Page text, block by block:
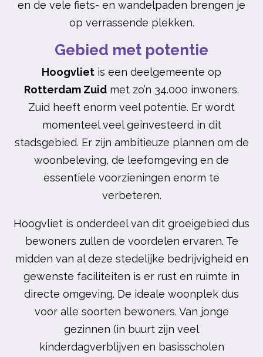
en de vele fiets- en wandelpaden brengen je
op verrassende plekken.
Gebied met potentie
Hoogvliet is een deelgemeente op
Rotterdam Zuid met zo’n 34.000 inwoners.
Zuid heeft enorm veel potentie. Er wordt
momenteel veel geinvesteerd in dit
stadsgebied. Er zijn ambitieuze plannen om de
woonbeleving, de leefomgeving en de
essentiele voorzieningen enorm te
verbeteren.
Hoogvliet is onderdeel van dit groeigebied dus
bewoners zullen de voordelen ervaren. Te
midden van al deze stedelijke bedrijvigheid en
gewenste faciliteiten is er rust en ruimte in
directe omgeving. De ideale woonplek dus
voor alle soorten bewoners. Van jonge
gezinnen (in buurt zijn veel
kinderdagverblijven en basisscholen